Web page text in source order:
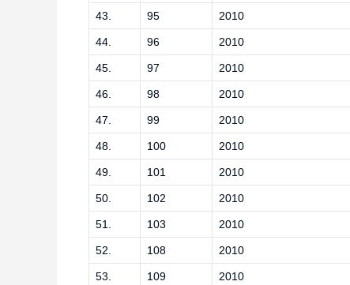
43. 95 2010
44. 96 2010
45. 97 2010
46. 98 2010
47. 99 2010
48. 100 2010
49. 101 2010
50. 102 2010
51. 103 2010
52. 108 2010
53. 109 2010